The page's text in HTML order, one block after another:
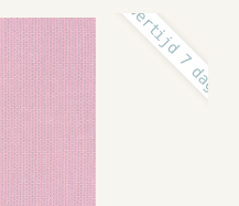
levertijd 7 dagen